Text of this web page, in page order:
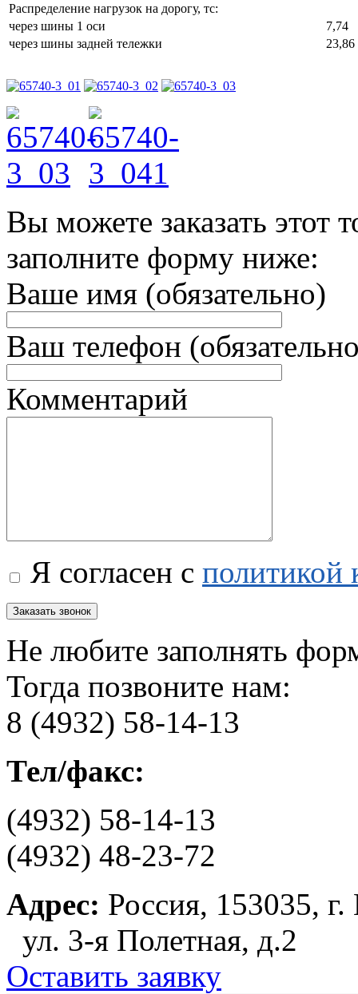
Распределение нагрузок на дорогу, тс:
через шины 1 оси
7,74
через шины задней тележки
23,86
Вы можете заказать этот
заполните форму ниже:
Ваше имя (обязательно)
Ваш телефон
Комментарий
Я согласен с политикой
Не любите заполнять
Тогда позвоните нам:
8 (4932) 58-14-13
Тел/факс:
(4932) 58-14-13
(4932) 48-23-72
Адрес: Россия, 153035,
ул. 3-я Полетная, д.2
Оставить заявку